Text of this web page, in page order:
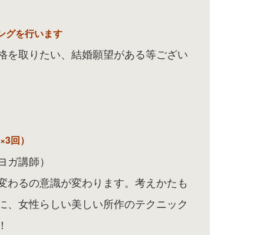
グを行います
を取りたい、結婚願望がある等ござい
回）
講師）
るの意識が変わります。考えかたも
女性らしい美しい所作のテクニック